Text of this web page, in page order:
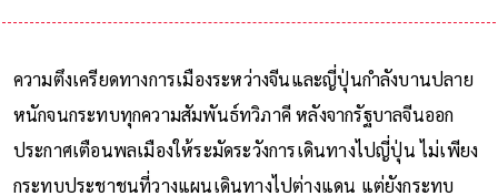
ความตึงเครียดทางการเมืองระหว่างจีนและญี่ปุ่นกำลังบานปลาย
หนักจนกระทบทุกความสัมพันธ์ทวิภาคี หลังจากรัฐบาลจีนออก